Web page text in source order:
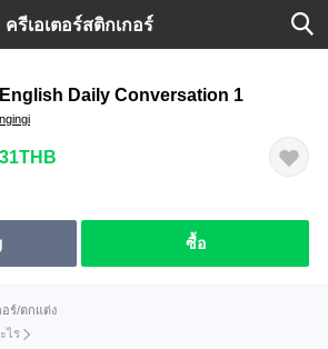
ครีเอเตอร์สติกเกอร์
English Daily Conversation 1
ngingi
31THB
ซื้อ
ร์/ตกแต่ง
ไร